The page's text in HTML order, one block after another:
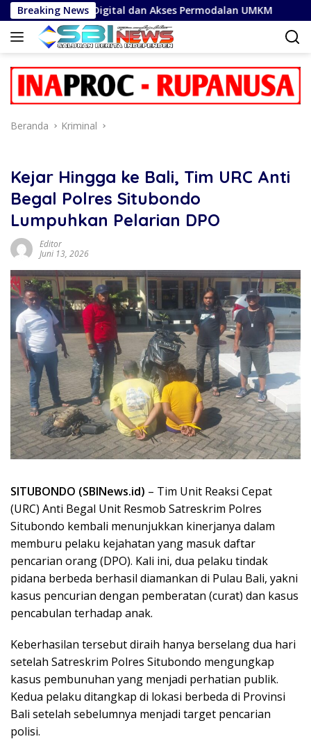
Langsung
ke
konten
Breaking News
Digital dan Akses Permodalan UMKM Cegah
Beranda Kriminal
Kejar Hingga ke Bali, Tim URC Anti
Begal Polres Situbondo
Lumpuhkan Pelarian DPO
Editor
Juni 13, 2026
SITUBONDO (SBINews.id) – Tim Unit Reaksi Cepat
(URC) Anti Begal Unit Resmob Satreskrim Polres
Situbondo kembali menunjukkan kinerjanya dalam
memburu pelaku kejahatan yang masuk daftar
pencarian orang (DPO). Kali ini, dua pelaku tindak
pidana berbeda berhasil diamankan di Pulau Bali, yakni
kasus pencurian dengan pemberatan (curat) dan kasus
pencabulan terhadap anak.
Keberhasilan tersebut diraih hanya berselang dua hari
setelah Satreskrim Polres Situbondo mengungkap
kasus pembunuhan yang menjadi perhatian publik.
Kedua pelaku ditangkap di lokasi berbeda di Provinsi
Bali setelah sebelumnya menjadi target pencarian
polisi.